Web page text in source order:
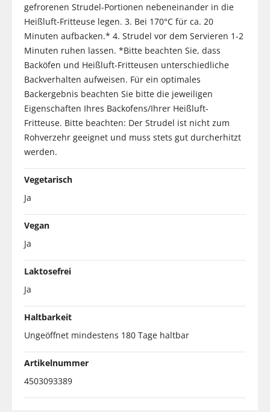
gefrorenen Strudel-Portionen nebeneinander in die
Heißluft-Fritteuse legen. 3. Bei 170°C für ca. 20
Minuten aufbacken.* 4. Strudel vor dem Servieren 1-2
Minuten ruhen lassen. *Bitte beachten Sie, dass
Backöfen und Heißluft-Fritteusen unterschiedliche
Backverhalten aufweisen. Für ein optimales
Backergebnis beachten Sie bitte die jeweiligen
Eigenschaften Ihres Backofens/Ihrer Heißluft-
Fritteuse. Bitte beachten: Der Strudel ist nicht zum
Rohverzehr geeignet und muss stets gut durcherhitzt
werden.
Vegetarisch
Ja
Vegan
Ja
Laktosefrei
Ja
Haltbarkeit
Ungeöffnet mindestens 180 Tage haltbar
Artikelnummer
4503093389